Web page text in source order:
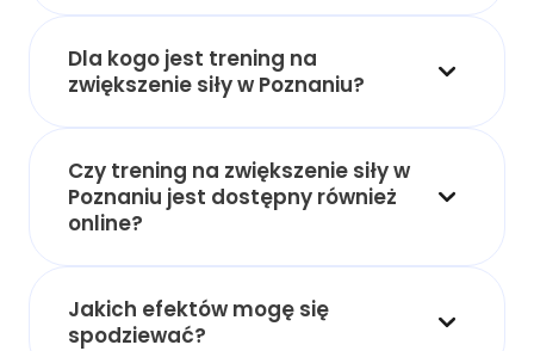
Dla kogo jest trening na
zwiększenie siły w Poznaniu?
Czy trening na zwiększenie siły w
Poznaniu jest dostępny również
online?
Jakich efektów mogę się
spodziewać?